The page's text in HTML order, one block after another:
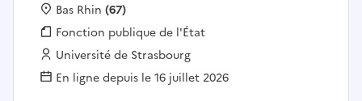
Localisation :
Bas Rhin (67)
Fonction publique :
Fonction publique de l'État
Employeur :
Université de Strasbourg
En ligne depuis le 16 juillet 2026